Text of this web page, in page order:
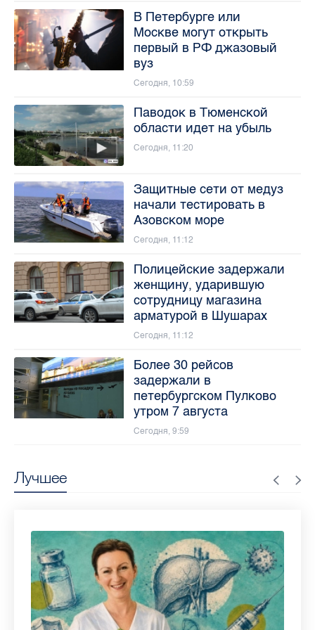
Лучшее
В Петербурге или
Москве могут открыть
первый в РФ джазовый
вуз
Сегодня, 10:59
Паводок в Тюменской
области идет на убыль
Сегодня, 11:20
Защитные сети от медуз
начали тестировать в
Азовском море
Сегодня, 11:12
Полицейские задержали
женщину, ударившую
сотрудницу магазина
арматурой в Шушарах
Сегодня, 11:12
Более 30 рейсов
задержали в
петербургском Пулково
утром 7 августа
Сегодня, 9:59